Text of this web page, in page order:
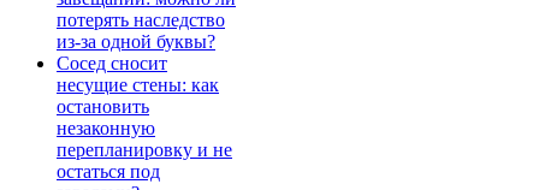
потерять наследство
из-за одной буквы?
Сосед сносит
несущие стены: как
остановить
незаконную
перепланировку и не
остаться под